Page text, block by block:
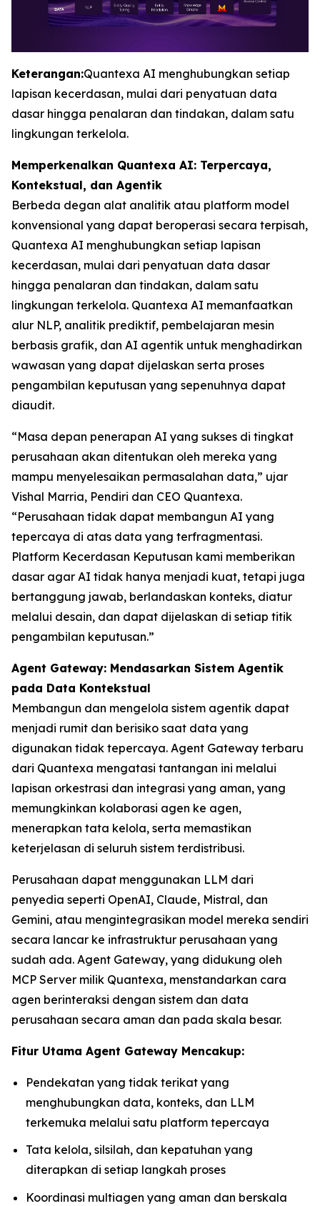
Keterangan:Quantexa AI menghubungkan setiap
lapisan kecerdasan, mulai dari penyatuan data
dasar hingga penalaran dan tindakan, dalam satu
lingkungan terkelola.
Memperkenalkan Quantexa AI: Terpercaya,
Kontekstual, dan Agentik
Berbeda degan alat analitik atau platform model
konvensional yang dapat beroperasi secara terpisah,
Quantexa AI menghubungkan setiap lapisan
kecerdasan, mulai dari penyatuan data dasar
hingga penalaran dan tindakan, dalam satu
lingkungan terkelola. Quantexa AI memanfaatkan
alur NLP, analitik prediktif, pembelajaran mesin
berbasis grafik, dan AI agentik untuk menghadirkan
wawasan yang dapat dijelaskan serta proses
pengambilan keputusan yang sepenuhnya dapat
diaudit.
“Masa depan penerapan AI yang sukses di tingkat
perusahaan akan ditentukan oleh mereka yang
mampu menyelesaikan permasalahan data,” ujar
Vishal Marria, Pendiri dan CEO Quantexa.
“Perusahaan tidak dapat membangun AI yang
tepercaya di atas data yang terfragmentasi.
Platform Kecerdasan Keputusan kami memberikan
dasar agar AI tidak hanya menjadi kuat, tetapi juga
bertanggung jawab, berlandaskan konteks, diatur
melalui desain, dan dapat dijelaskan di setiap titik
pengambilan keputusan.”
Agent Gateway: Mendasarkan Sistem Agentik
pada Data Kontekstual
Membangun dan mengelola sistem agentik dapat
menjadi rumit dan berisiko saat data yang
digunakan tidak tepercaya. Agent Gateway terbaru
dari Quantexa mengatasi tantangan ini melalui
lapisan orkestrasi dan integrasi yang aman, yang
memungkinkan kolaborasi agen ke agen,
menerapkan tata kelola, serta memastikan
keterjelasan di seluruh sistem terdistribusi.
Perusahaan dapat menggunakan LLM dari
penyedia seperti OpenAI, Claude, Mistral, dan
Gemini, atau mengintegrasikan model mereka sendiri
secara lancar ke infrastruktur perusahaan yang
sudah ada. Agent Gateway, yang didukung oleh
MCP Server milik Quantexa, menstandarkan cara
agen berinteraksi dengan sistem dan data
perusahaan secara aman dan pada skala besar.
Fitur Utama Agent Gateway Mencakup:
Pendekatan yang tidak terikat yang
menghubungkan data, konteks, dan LLM
terkemuka melalui satu platform tepercaya
Tata kelola, silsilah, dan kepatuhan yang
diterapkan di setiap langkah proses
Koordinasi multiagen yang aman dan berskala